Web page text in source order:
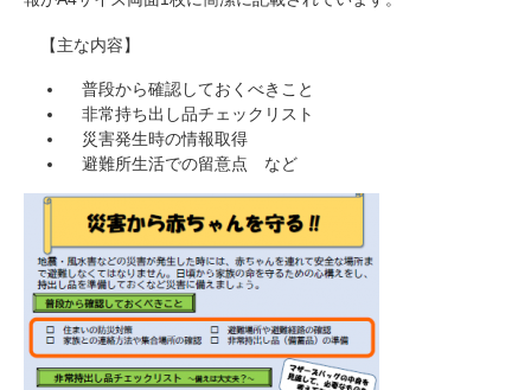
【主な内容】
普段から確認しておくべきこと
非常持ち出し品チェックリスト
災害発生時の情報取得
避難所生活での留意点 など